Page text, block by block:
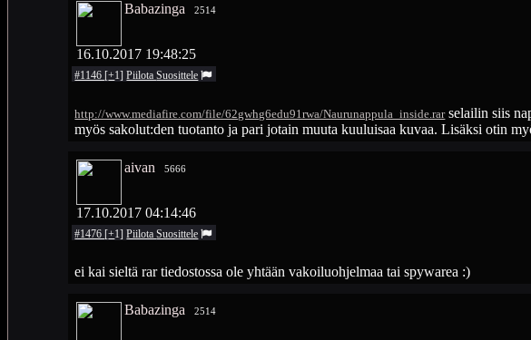
Babazinga 2514
16.10.2017 19:48:25
#1146 [+1]PiilotaSuosittele
http://www.mediafire.com/file/62gwhg6edu91rwa/Naurunappula_inside.rarselailin siis
myös sakolut:den tuotanto ja pari jotain muuta kuuluisaa kuvaa. Lisäksi otin
aivan 5666
17.10.2017 04:14:46
#1476 [+1]PiilotaSuosittele
ei kai sieltä rar tiedostossa ole yhtään vakoiluohjelmaa tai spywarea :)
Babazinga 2514